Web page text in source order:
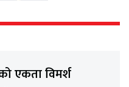
एकता विमर्श